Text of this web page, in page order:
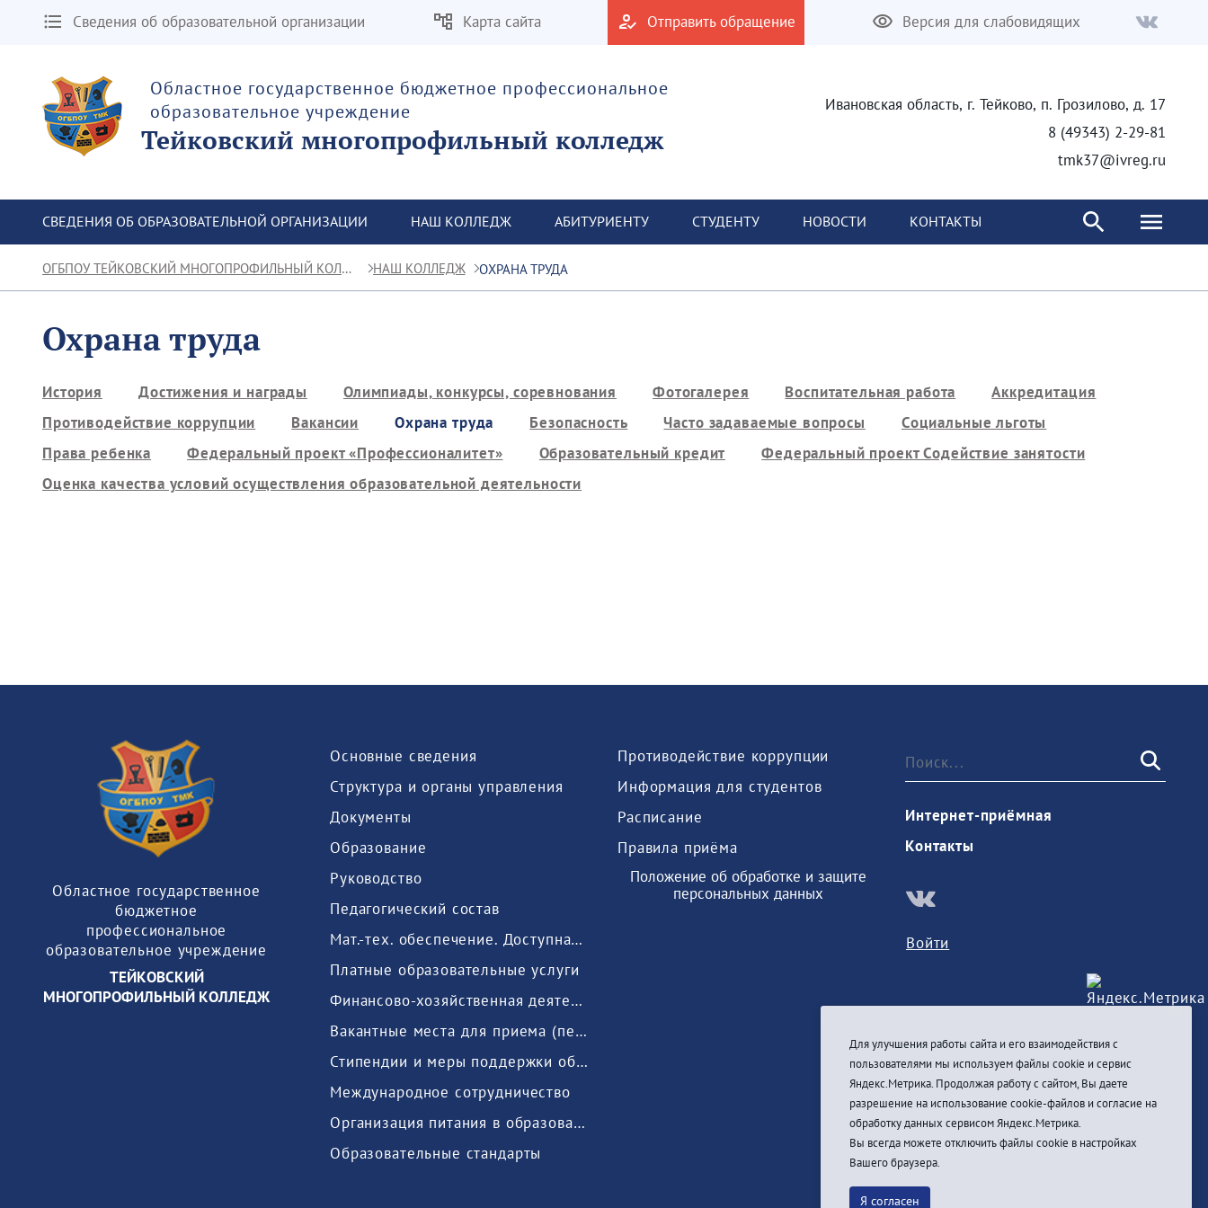
Сведения об образовательной организации Карта сайта Отправить обращение Версия для слабовидящих
Областное государственное бюджетное профессиональное
образовательное учреждение
Тейковский многопрофильный колледж
Ивановская область, г. Тейково, п. Грозилово, д. 17
8 (49343) 2-29-81
tmk37@ivreg.ru
СВЕДЕНИЯ ОБ ОБРАЗОВАТЕЛЬНОЙ ОРГАНИЗАЦИИ НАШ КОЛЛЕДЖ АБИТУРИЕНТУ СТУДЕНТУ НОВОСТИ КОНТАКТЫ
ОГБПОУ ТЕЙКОВСКИЙ МНОГОПРОФИЛЬНЫЙ КОЛЛЕДЖ НАШ КОЛЛЕДЖ ОХРАНА ТРУДА
Охрана труда
История Достижения и награды Олимпиады, конкурсы, соревнования Фотогалерея Воспитательная работа
Аккредитация
Противодействие коррупции
Вакансии Охрана труда Безопасность Часто задаваемые вопросы
Социальные льготы
Права ребенка
Федеральный проект «Профессионалитет» Образовательный кредит
Федеральный проект Содействие занятости
Оценка качества условий осуществления образовательной деятельности
Областное государственное
бюджетное
профессиональное
образовательное учреждение
ТЕЙКОВСКИЙ
МНОГОПРОФИЛЬНЫЙ КОЛЛЕДЖ
Основные сведения
Структура и органы управления
Документы
Образование
Руководство
Педагогический состав
Мат.-тех. обеспечение. Доступная среда
Платные образовательные услуги
Финансово-хозяйственная деятельность
Вакантные места для приема (перевода) обучающихся
Стипендии и меры поддержки обучающихся
Международное сотрудничество
Организация питания в образовательной организации
Образовательные стандарты
Противодействие коррупции
Информация для студентов
Расписание
Правила приёма
Положение об обработке и защите
персональных данных
Интернет-приёмная
Контакты
Войти
Для улучшения работы сайта и его взаимодействия с
пользователями мы используем файлы cookie и сервис
Яндекс.Метрика. Продолжая работу с сайтом, Вы даете
разрешение на использование cookie-файлов и согласие на
обработку данных сервисом Яндекс.Метрика.
Вы всегда можете отключить файлы cookie в настройках
Вашего браузера.
Я согласен